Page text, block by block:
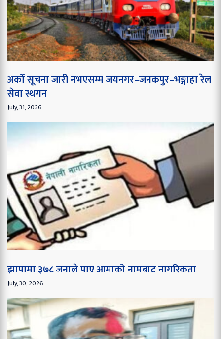
अर्को सूचना जारी नभएसम्म जयनगर–जनकपुर–भङ्गाहा रेल
सेवा स्थगन
July, 31, 2026
झापामा ३७८ जनाले पाए आमाको नामबाट नागरिकता
July, 30, 2026